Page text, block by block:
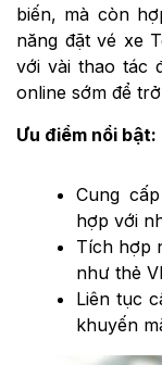
biến, mà còn
năng đặt vé xe
với vài thao tác
online sớm để
Ưu điểm nổi bật:
Cung
hợp với
Tích hợp
như thẻ
Liên tục
khuyến